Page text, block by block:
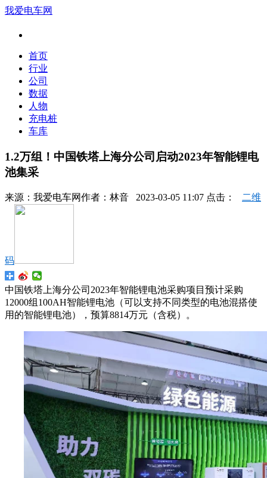
我爱电车网
首页
行业
公司
数据
人物
充电桩
车库
1.2万组！中国铁塔上海分公司启动2023年智能锂电
池集采
来源： 我爱电车网作者： 林音 2023-03-05 11:07 点击： 二维
码
中国铁塔上海分公司2023年智能锂电池采购项目预计采购
12000组100AH智能锂电池（可以支持不同类型的电池混搭使
用的智能锂电池），预算8814万元（含税）。